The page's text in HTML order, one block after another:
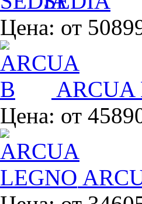
Цена: от
ARCUA
Цена: от